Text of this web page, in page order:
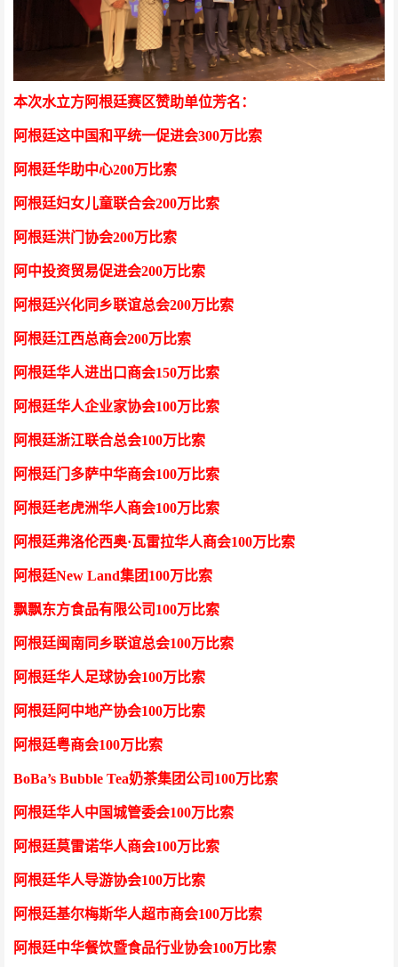
本次水立方阿根廷赛区赞助单位芳名：
阿根廷这中国和平统一促进会300万比索
阿根廷华助中心200万比索
阿根廷妇女儿童联合会200万比索
阿根廷洪门协会200万比索
阿中投资贸易促进会200万比索
阿根廷兴化同乡联谊总会200万比索
阿根廷江西总商会200万比索
阿根廷华人进出口商会150万比索
阿根廷华人企业家协会100万比索
阿根廷浙江联合总会100万比索
阿根廷门多萨中华商会100万比索
阿根廷老虎洲华人商会100万比索
阿根廷弗洛伦西奥·瓦雷拉华人商会100万比索
阿根廷New Land集团100万比索
飘飘东方食品有限公司 100万比索
阿根廷闽南同乡联谊总会100万比索
阿根廷华人足球协会100万比索
阿根廷阿中地产协会100万比索
阿根廷粤商会100万比索
BoBa’s Bubble Tea奶茶集团公司100万比索
阿根廷华人中国城管委会100万比索
阿根廷莫雷诺华人商会100万比索
阿根廷华人导游协会100万比索
阿根廷基尔梅斯华人超市商会100万比索
阿根廷中华餐饮暨食品行业协会100万比索